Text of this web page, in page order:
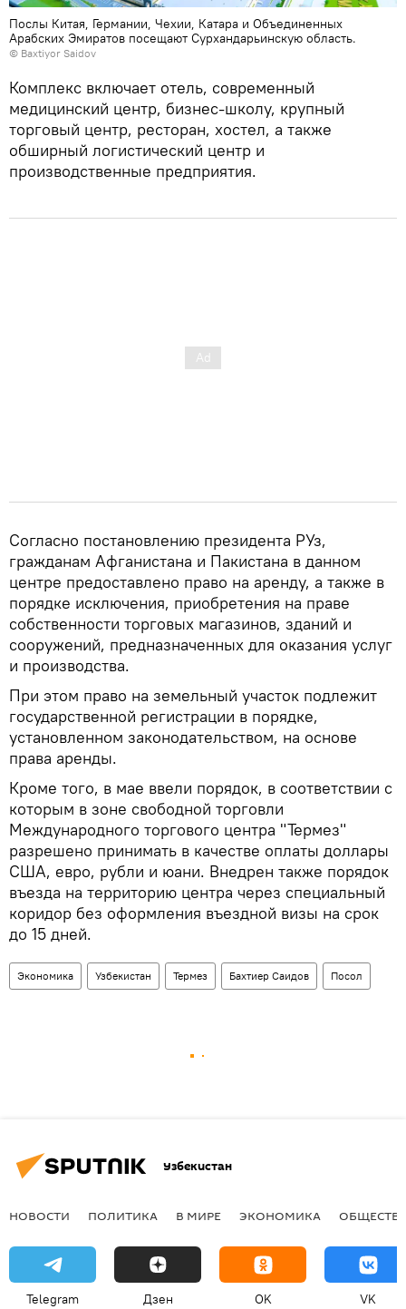
Послы Китая, Германии, Чехии, Катара и Объединенных
Арабских Эмиратов посещают Сурхандарьинскую область.
© Baxtiyor Saidov
Комплекс включает отель, современный
медицинский центр, бизнес-школу, крупный
торговый центр, ресторан, хостел, а также
обширный логистический центр и
производственные предприятия.
Согласно постановлению президента РУз,
гражданам Афганистана и Пакистана в данном
центре предоставлено право на аренду, а также в
порядке исключения, приобретения на праве
собственности торговых магазинов, зданий и
сооружений, предназначенных для оказания услуг
и производства.
При этом право на земельный участок подлежит
государственной регистрации в порядке,
установленном законодательством, на основе
права аренды.
Кроме того, в мае ввели порядок, в соответствии с
которым в зоне свободной торговли
Международного торгового центра "Термез"
разрешено принимать в качестве оплаты доллары
США, евро, рубли и юани. Внедрен также порядок
въезда на территорию центра через специальный
коридор без оформления въездной визы на срок
до 15 дней.
Экономика Узбекистан Термез Бахтиер Саидов Посол
Узбекистан
НОВОСТИ ПОЛИТИКА В МИРЕ ЭКОНОМИКА
Telegram Дзен OK VK